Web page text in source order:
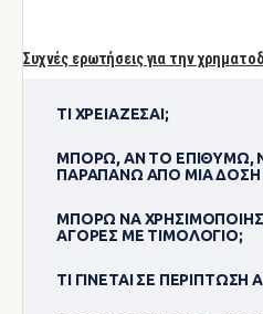
Συχνές ερωτήσεις για την
ΤΙ ΧΡΕΙΆΖΕΣΑΙ;
ΜΠΟΡΏ, ΑΝ ΤΟ ΕΠΙΘΥΜΏ,
ΠΑΡΑΠΆΝΩ ΑΠΌ ΜΊΑ
ΜΠΟΡΏ ΝΑ
ΑΓΟΡΈΣ ΜΕ ΤΙΜΟΛΌΓΙΟ;
ΤΙ ΓΊΝΕΤΑΙ ΣΕ ΠΕΡΊΠΤΩΣΗ